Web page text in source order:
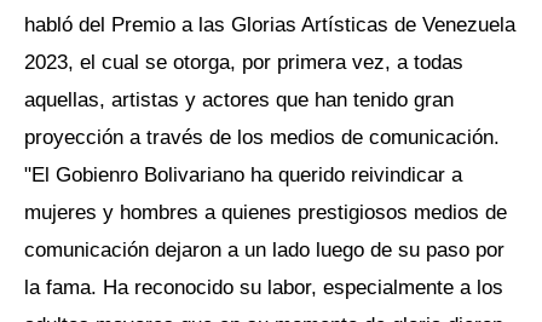
habló del Premio a las Glorias Artísticas de Venezuela
2023, el cual se otorga, por primera vez, a todas
aquellas, artistas y actores que han tenido gran
proyección a través de los medios de comunicación.
"El Gobienro Bolivariano ha querido reivindicar a
mujeres y hombres a quienes prestigiosos medios de
comunicación dejaron a un lado luego de su paso por
la fama. Ha reconocido su labor, especialmente a los